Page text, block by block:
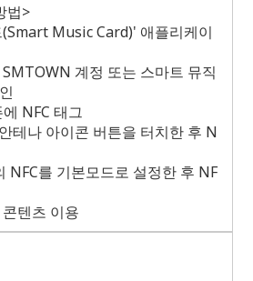
법>
(Smart Music Card)' 애플리케이
계정 또는 스마트 뮤직
NFC 태그
테나 아이콘 버튼을 터치한 후 N
NFC를 기본모드로 설정한 후 NF
텐츠 이용